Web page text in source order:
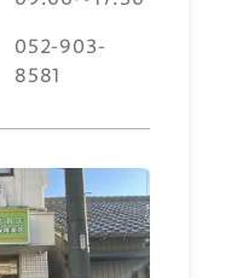
052-903-
8581